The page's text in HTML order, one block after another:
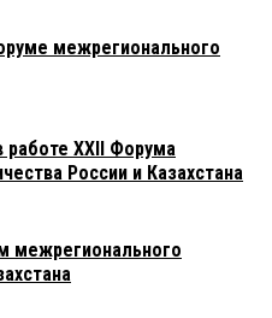
межрегионального
работе XXII Форума
России и Казахстана
межрегионального